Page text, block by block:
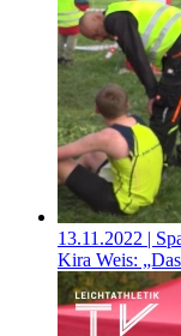
13.11.2022 |
Kira Weis: